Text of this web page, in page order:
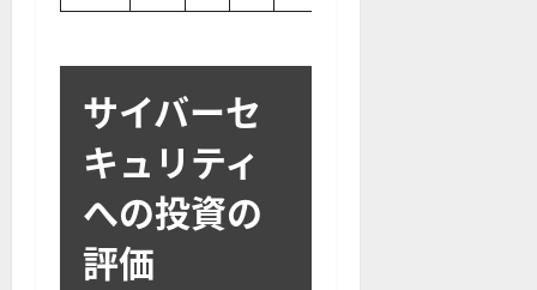
サイバーセ
キュリティ
への投資の
評価